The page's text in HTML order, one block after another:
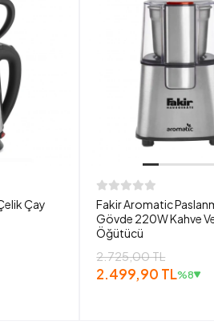
Çay
Fakir Aromatic
Gövde 220W Kahve
Öğütücü
2.725,00 TL
2.499,90 TL%8